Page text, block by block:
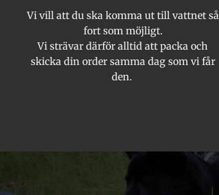
Vi vill att du ska komma ut till vattnet så
fort som möjligt.
Vi strävar därför alltid att packa och
skicka din order samma dag som vi får
den.